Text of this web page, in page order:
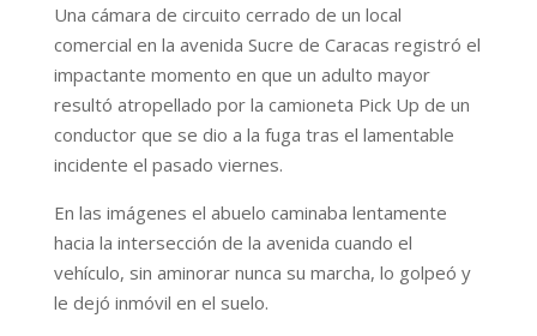
Una cámara de circuito cerrado de un local
comercial en la avenida Sucre de Caracas registró el
impactante momento en que un adulto mayor
resultó atropellado por la camioneta Pick Up de un
conductor que se dio a la fuga tras el lamentable
incidente el pasado viernes.
En las imágenes el abuelo caminaba lentamente
hacia la intersección de la avenida cuando el
vehículo, sin aminorar nunca su marcha, lo golpeó y
le dejó inmóvil en el suelo.